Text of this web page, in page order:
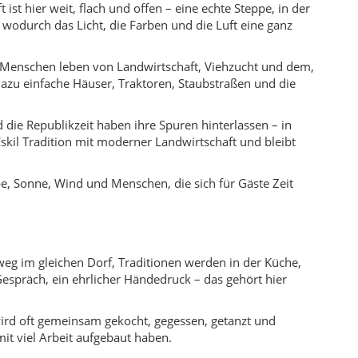
im gleichen Dorf, Traditionen werden in der Küche,
ein ehrlicher Händedruck – das gehört hier
oft gemeinsam gekocht, gegessen, getanzt und
viel Arbeit aufgebaut haben.
Spiel des Lichts über der Steppe, den Blick über